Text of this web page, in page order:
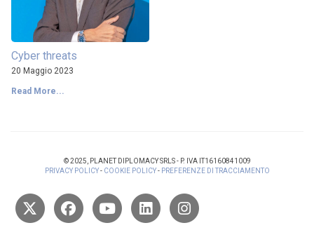
Cyber threats
20 Maggio 2023
Read More...
© 2025, PLANET DIPLOMACY SRLS - P. IVA IT16160841009
PRIVACY POLICY- COOKIE POLICY- PREFERENZE DI TRACCIAMENTO